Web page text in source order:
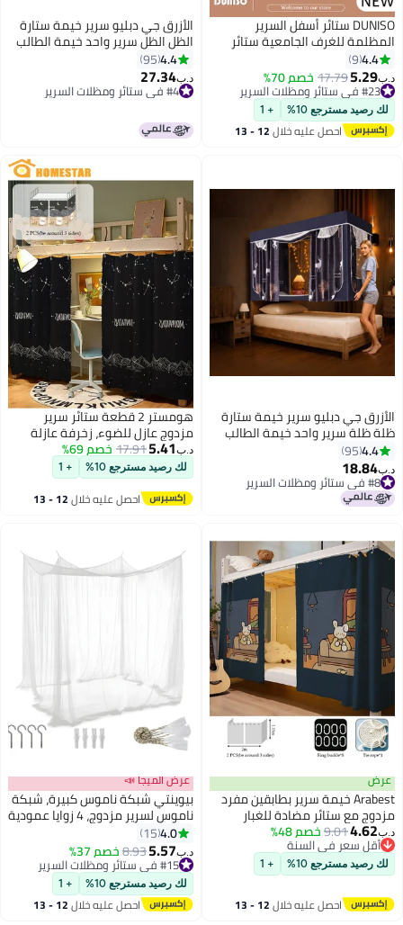
DUNISO ستائر أسفل السرير
للغرف الجامعية ستائر
للضوء تغطية خصوصية
تزيين خلفية تصوير ستارة
لوحة
9
5.29
17.79خصم 70% ومظلات السرير
سعر في 30 يوم
ومظلات السرير مسترجع 10% + 1
احصل عليه خلال 12 - 13
الأزرق جي دبليو سرير خيمة ستارة
الظل الظل سرير واحد خيمة الطالب
مظلة القماش المطر نزل البعوض
صافي النوم الخصوصية حماية
الشريط الإطار غرفة نوم الطفل
4.4
95
27.34
#4 في ستائر ومظلات السرير
جي دبليو سرير خيمة ستارة
ظلة سرير واحد خيمة الطالب
من القماش المطر نزل
صافي النوم الخصوصية
حزام الإطار غرفة نوم الطفل
الغزلان نمط
95
18.84
السرير
السرير
هومستر 2 قطعة ستائر سرير
مزدوج عازل للضوء، زخرفة عازلة
للضوء لغرفة المدرسة، غطاء
خصوصية للزملاء، زخرفة خلفية
للفراش، ستارة عازلة للضوء
5.41
17.91خصم 69%
لك رصيد مسترجع 10% + 1
احصل عليه خلال 12 - 13
Arabest خيمة سرير بطابقين مفرد
مع ستائر مضادة للغبار
وحجب الضوء تحت السرير 2 لوحات
78.7 بوصة)
4.62
9.01خصم 48%
سعر في السنة
سعر في السنة
مسترجع 10% + 1
احصل عليه خلال 12 - 13
عرض الميجا 📣
بيوينتي شبكة ناموس كبيرة، شبكة
ناموس لسرير مزدوج، 4 زوايا عمودية
لستارة السرير، ستارة سرير مزينة،
ستائر سرير أنيقة، شبكة ناموس
كبيرة مربعة فاخرة، خيمة ستائر
سرير شبكية (أبيض)
4.0
15
5.57
8.93خصم 37% #15 في ستائر ومظلات السرير
أقل سعر في 7 يوم
#15 في ستائر ومظلات السرير
لك رصيد مسترجع 10% + 1
احصل عليه خلال 12 - 13